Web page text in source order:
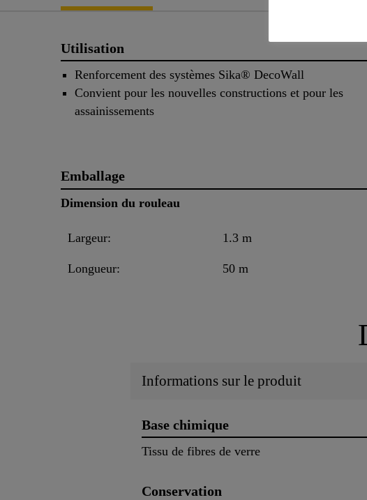
Utilisation
Renforcement des systèmes Sika® DecoWall
Convient pour les nouvelles constructions et pour les
assainissements
Emballage
Dimension du rouleau
Largeur: 1.3 m
Longueur: 50 m
Informations sur le produit
Base chimique
Tissu de fibres de verre
Conservation